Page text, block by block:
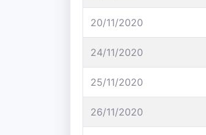
20/11/2020
24/11/2020
25/11/2020
26/11/2020